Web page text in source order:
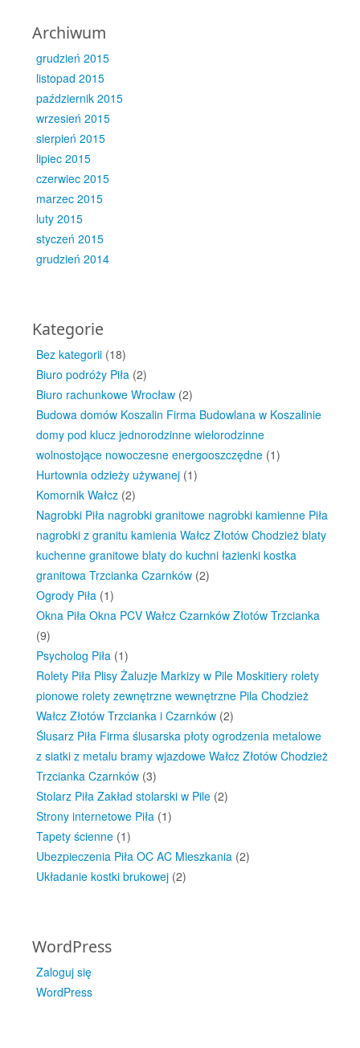
Archiwum
grudzień 2015
listopad 2015
październik 2015
wrzesień 2015
sierpień 2015
lipiec 2015
czerwiec 2015
marzec 2015
luty 2015
styczeń 2015
grudzień 2014
Kategorie
Bez kategorii (18)
Biuro podróży Piła (2)
Biuro rachunkowe Wrocław (2)
Budowa domów Koszalin Firma Budowlana w Koszalinie
domy pod klucz jednorodzinne wielorodzinne
wolnostojące nowoczesne energooszczędne (1)
Hurtownia odzieży używanej (1)
Komornik Wałcz (2)
Nagrobki Piła nagrobki granitowe nagrobki kamienne Piła
nagrobki z granitu kamienia Wałcz Złotów Chodzież blaty
kuchenne granitowe blaty do kuchni łazienki kostka
granitowa Trzcianka Czarnków (2)
Ogrody Piła (1)
Okna Piła Okna PCV Wałcz Czarnków Złotów Trzcianka
(9)
Psycholog Piła (1)
Rolety Piła Plisy Żaluzje Markizy w Pile Moskitiery rolety
pionowe rolety zewnętrzne wewnętrzne Pila Chodzież
Wałcz Złotów Trzcianka i Czarnków (2)
Ślusarz Piła Firma ślusarska płoty ogrodzenia metalowe
z siatki z metalu bramy wjazdowe Wałcz Złotów Chodzież
Trzcianka Czarnków (3)
Stolarz Piła Zakład stolarski w Pile (2)
Strony internetowe Piła (1)
Tapety ścienne (1)
Ubezpieczenia Piła OC AC Mieszkania (2)
Układanie kostki brukowej (2)
WordPress
Zaloguj się
WordPress